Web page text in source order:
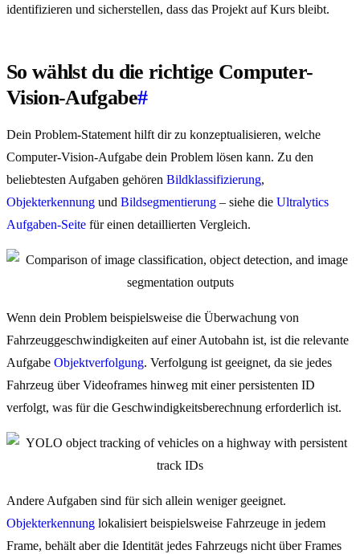
identifizieren und sicherstellen, dass das Projekt auf Kurs bleibt.
So wählst du die richtige Computer-
Vision-Aufgabe#
Dein Problem-Statement hilft dir zu konzeptualisieren, welche
Computer-Vision-Aufgabe dein Problem lösen kann. Zu den
beliebtesten Aufgaben gehören Bildklassifizierung,
Objekterkennung und Bildsegmentierung – siehe die Ultralytics
Aufgaben-Seite für einen detaillierten Vergleich.
Wenn dein Problem beispielsweise die Überwachung von
Fahrzeuggeschwindigkeiten auf einer Autobahn ist, ist die relevante
Aufgabe Objektverfolgung. Verfolgung ist geeignet, da sie jedes
Fahrzeug über Videoframes hinweg mit einer persistenten ID
verfolgt, was für die Geschwindigkeitsberechnung erforderlich ist.
Andere Aufgaben sind für sich allein weniger geeignet.
Objekterkennung lokalisiert beispielsweise Fahrzeuge in jedem
Frame, behält aber die Identität jedes Fahrzeugs nicht über Frames